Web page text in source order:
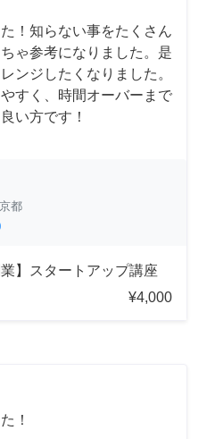
！知らない事をたくさん
ゃ参考になりました。是
ンジしたくなりました。
すく、時間オーバーまで
い方です！
都
】スタートアップ講座
¥4,000
！